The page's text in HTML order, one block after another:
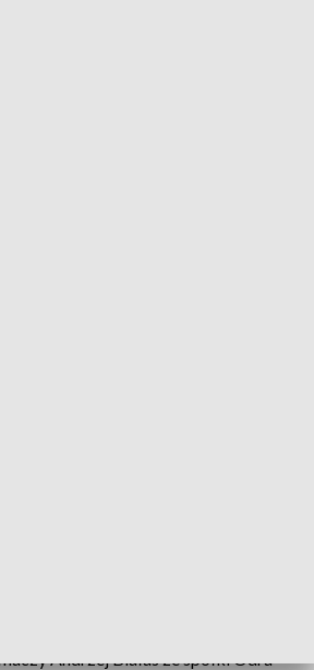
Andrzej Białas ze spółki Odra –